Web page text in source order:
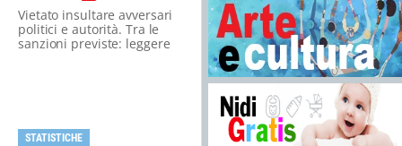
Vietato insultare avversari
politici e autorità. Tra le
sanzioni previste: leggere
STATISTICHE